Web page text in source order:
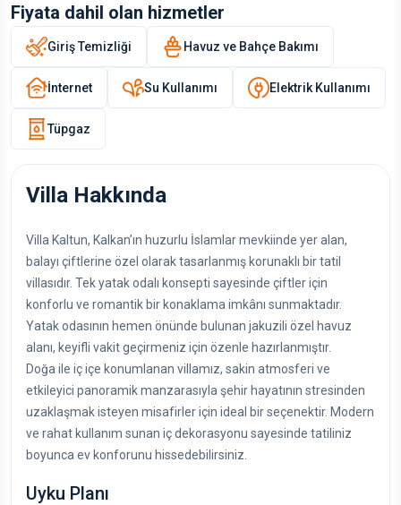
Fiyata dahil olan hizmetler
Giriş Temizliği Havuz ve Bahçe Bakımı
İnternet Su Kullanımı Elektrik Kullanımı
Tüpgaz
Villa Hakkında
Villa Kaltun, Kalkan’ın huzurlu İslamlar mevkiinde yer alan,
balayı çiftlerine özel olarak tasarlanmış korunaklı bir tatil
villasıdır. Tek yatak odalı konsepti sayesinde çiftler için
konforlu ve romantik bir konaklama imkânı sunmaktadır.
Yatak odasının hemen önünde bulunan jakuzili özel havuz
alanı, keyifli vakit geçirmeniz için özenle hazırlanmıştır.
Doğa ile iç içe konumlanan villamız, sakin atmosferi ve
etkileyici panoramik manzarasıyla şehir hayatının stresinden
uzaklaşmak isteyen misafirler için ideal bir seçenektir. Modern
ve rahat kullanım sunan iç dekorasyonu sayesinde tatiliniz
boyunca ev konforunu hissedebilirsiniz.
Uyku Planı